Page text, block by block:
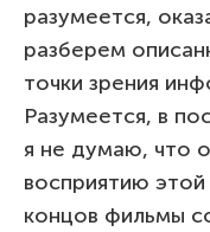
разумеется,
разберем
точки зрения
Разумеется, в
я не думаю, что
восприятию
концов фильмы